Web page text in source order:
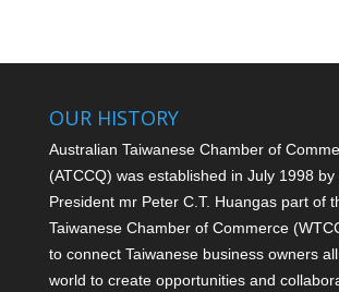
OUR HISTORY
Australian Taiwanese Chamber of
(ATCCQ) was established in July 1998
President mr Peter C.T. Huangas part of
Taiwanese Chamber of Commerce
to connect Taiwanese business owners
world to create opportunities and